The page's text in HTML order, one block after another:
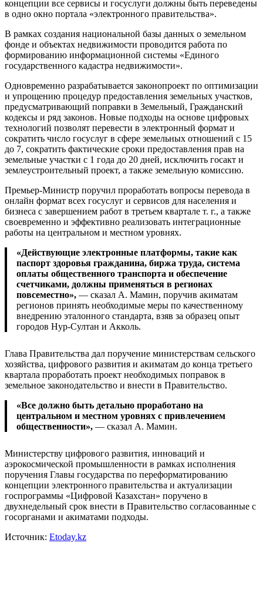
концепции все сервисы и госуслуги должны быть переведены
в одно окно портала «электронного правительства».
В рамках создания национальной базы данных о земельном
фонде и объектах недвижимости проводится работа по
формированию информационной системы «Единого
государственного кадастра недвижимости».
Одновременно разрабатывается законопроект по оптимизации
и упрощению процедур предоставления земельных участков,
предусматривающий поправки в Земельный, Гражданский
кодексы и ряд законов. Новые подходы на основе цифровых
технологий позволят перевести в электронный формат и
сократить число госуслуг в сфере земельных отношений с 15
до 7, сократить фактические сроки предоставления прав на
земельные участки с 1 года до 20 дней, исключить госакт и
землеустроительный проект, а также земельную комиссию.
Премьер-Министр поручил проработать вопросы перевода в
онлайн формат всех госуслуг и сервисов для населения и
бизнеса с завершением работ в третьем квартале т. г., а также
своевременно и эффективно реализовать интеграционные
работы на центральном и местном уровнях.
«Действующие электронные платформы, такие как
паспорт здоровья гражданина, биржа труда, система
оплаты общественного транспорта и обеспечение
счетчиками, должны применяться в регионах
повсеместно», — сказал А. Мамин, поручив акиматам
регионов принять необходимые меры по качественному
внедрению эталонного стандарта, взяв за образец опыт
городов Нур-Султан и Акколь.
Глава Правительства дал поручение министерствам сельского
хозяйства, цифрового развития и акиматам до конца третьего
квартала проработать проект необходимых поправок в
земельное законодательство и внести в Правительство.
«Все должно быть детально проработано на
центральном и местном уровнях с привлечением
общественности», — сказал А. Мамин.
Министерству цифрового развития, инноваций и
аэрокосмической промышленности в рамках исполнения
поручения Главы государства по переформатированию
концепции электронного правительства и актуализации
госпрограммы «Цифровой Казахстан» поручено в
двухнедельный срок внести в Правительство согласованные с
госорганами и акиматами подходы.
Источник: Etoday.kz